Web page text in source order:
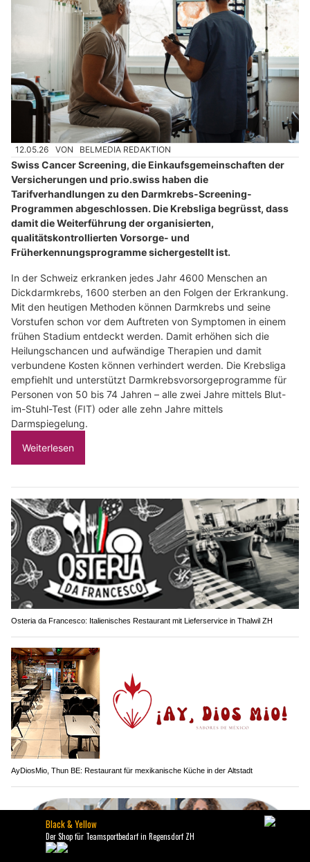
12.05.26 VON BELMEDIA REDAKTION
Swiss Cancer Screening, die Einkaufsgemeinschaften der
Versicherungen und prio.swiss haben die
Tarifverhandlungen zu den Darmkrebs-Screening-
Programmen abgeschlossen. Die Krebsliga begrüsst, dass
damit die Weiterführung der organisierten,
qualitätskontrollierten Vorsorge- und
Früherkennungsprogramme sichergestellt ist.
In der Schweiz erkranken jedes Jahr 4600 Menschen an
Dickdarmkrebs, 1600 sterben an den Folgen der Erkrankung.
Mit den heutigen Methoden können Darmkrebs und seine
Vorstufen schon vor dem Auftreten von Symptomen in einem
frühen Stadium entdeckt werden. Damit erhöhen sich die
Heilungschancen und aufwändige Therapien und damit
verbundene Kosten können verhindert werden. Die Krebsliga
empfiehlt und unterstützt Darmkrebsvorsorgeprogramme für
Personen von 50 bis 74 Jahren – alle zwei Jahre mittels Blut-
im-Stuhl-Test (FIT) oder alle zehn Jahre mittels
Darmspiegelung.
Weiterlesen
Osteria da Francesco: Italienisches Restaurant mit Lieferservice in Thalwil ZH
AyDiosMio, Thun BE: Restaurant für mexikanische Küche in der Altstadt